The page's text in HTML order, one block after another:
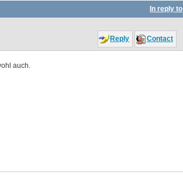
In reply to
Reply Contact
auch.